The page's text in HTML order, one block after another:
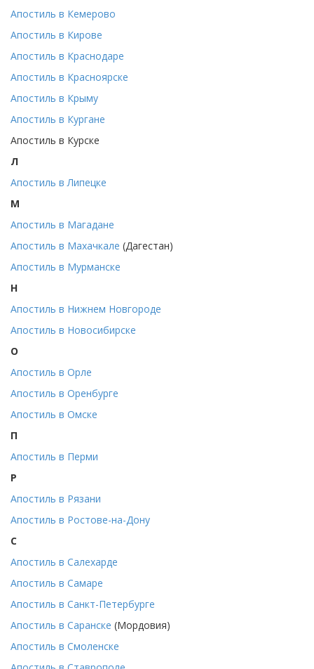
Апостиль в Кемерово
Апостиль в Кирове
Апостиль в Краснодаре
Апостиль в Красноярске
Апостиль в Крыму
Апостиль в Кургане
Апостиль в Курске
Л
Апостиль в Липецке
М
Апостиль в Магадане
Апостиль в Махачкале (Дагестан)
Апостиль в Мурманске
Н
Апостиль в Нижнем Новгороде
Апостиль в Новосибирске
О
Апостиль в Орле
Апостиль в Оренбурге
Апостиль в Омске
П
Апостиль в Перми
Р
Апостиль в Рязани
Апостиль в Ростове-на-Дону
С
Апостиль в Салехарде
Апостиль в Самаре
Апостиль в Санкт-Петербурге
Апостиль в Саранске (Мордовия)
Апостиль в Смоленске